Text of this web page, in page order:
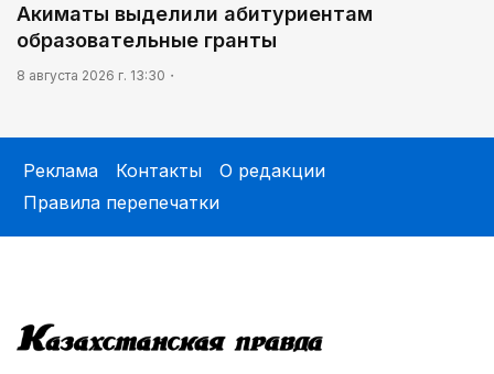
Акиматы выделили абитуриентам
образовательные гранты
8 августа 2026 г. 13:30
Реклама Контакты
О редакции
Правила перепечатки